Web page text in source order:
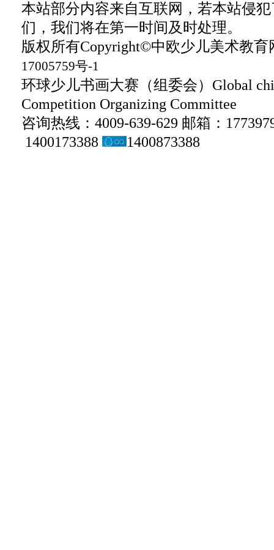
本站部分内容来自互联网，若本站侵
们，我们将在第一时间及时处理。
版权所有Copyright©中欧少儿美术教育
17005759号-1
环球少儿书画大赛（组委会）Global
Competition Organizing Committee
咨询热线：4009-639-629 邮箱：
1400173388
1400873388